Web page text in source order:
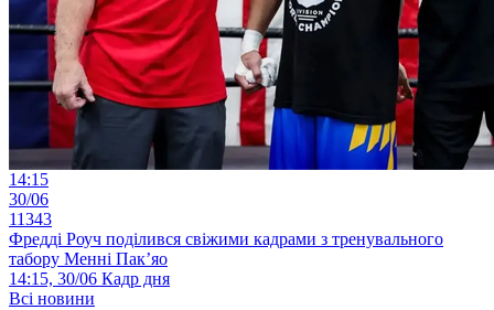
14:15
30/06
11343
Фредді Роуч поділився свіжими кадрами з тренувального
табору Менні Пак’яо
14:15, 30/06 Кадр дня
Всі новини